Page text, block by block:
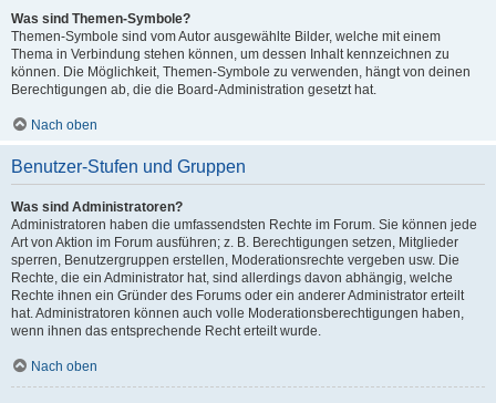
Was sind Themen-Symbole?
Themen-Symbole sind vom Autor ausgewählte Bilder, welche mit einem
Thema in Verbindung stehen können, um dessen Inhalt kennzeichnen zu
können. Die Möglichkeit, Themen-Symbole zu verwenden, hängt von deinen
Berechtigungen ab, die die Board-Administration gesetzt hat.
Nach oben
Benutzer-Stufen und Gruppen
Was sind Administratoren?
Administratoren haben die umfassendsten Rechte im Forum. Sie können jede
Art von Aktion im Forum ausführen; z. B. Berechtigungen setzen, Mitglieder
sperren, Benutzergruppen erstellen, Moderationsrechte vergeben usw. Die
Rechte, die ein Administrator hat, sind allerdings davon abhängig, welche
Rechte ihnen ein Gründer des Forums oder ein anderer Administrator erteilt
hat. Administratoren können auch volle Moderationsberechtigungen haben,
wenn ihnen das entsprechende Recht erteilt wurde.
Nach oben